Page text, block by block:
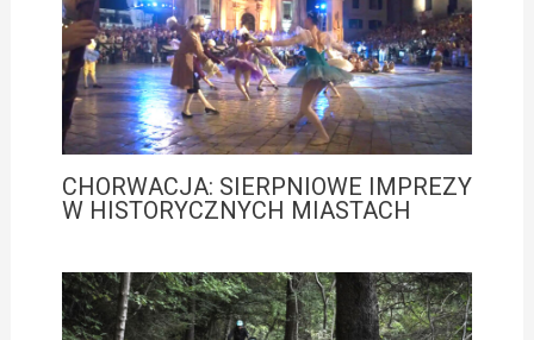
CHORWACJA: SIERPNIOWE IMPREZY
W HISTORYCZNYCH MIASTACH